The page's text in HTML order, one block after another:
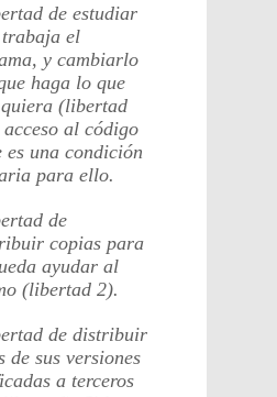
de estudiar
el
y cambiarlo
haga lo que
quiera (libertad
al código
es una condición
para ello.
de
copias para
ayudar al
(libertad 2).
de distribuir
de sus versiones
a terceros